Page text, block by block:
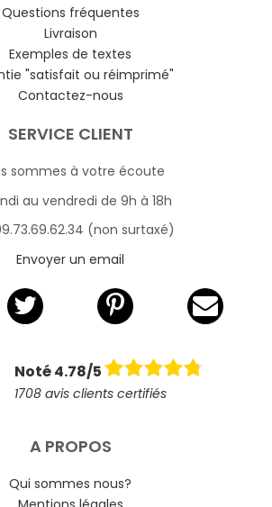
Questions fréquentes
Livraison
Exemples de textes
"satisfait ou réimprimé"
Contactez-nous
SERVICE CLIENT
sommes à votre écoute
au vendredi de 9h à 18h
(non surtaxé)
Envoyer un email
Noté 4.78/5
1708 avis clients certifiés
A PROPOS
Qui sommes nous?